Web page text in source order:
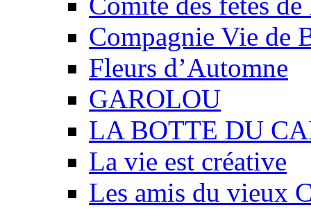
Compagnie Vie de
Fleurs d’Automne
GAROLOU
LA BOTTE DU
La vie est créative
Les amis du vieux